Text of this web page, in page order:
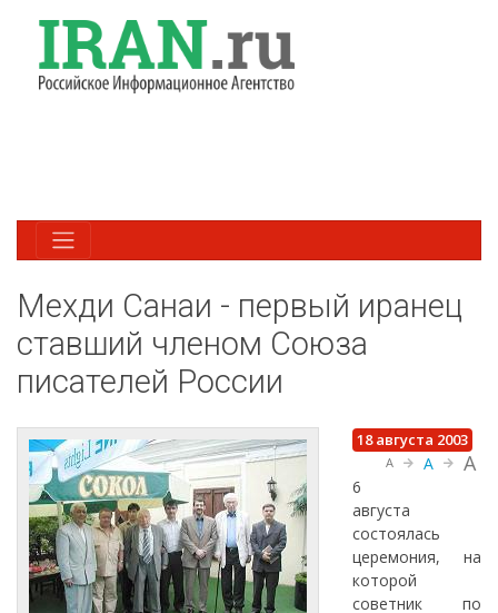
Мехди Санаи - первый иранец
ставший членом Союза
писателей России
18 августа 2003
A A A
6
августа
состоялась
церемония, на
которой
советник по